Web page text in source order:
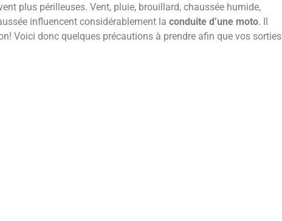
plus périlleuses. Vent, pluie, brouillard, chaussée humide,
influencent considérablement la conduite d’une moto. Il
Voici donc quelques précautions à prendre afin que vos sorties